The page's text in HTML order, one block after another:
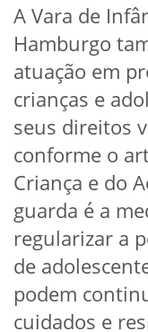
A Vara de
Hamburgo
atuação em
crianças e
seus direitos
conforme o
Criança e do
guarda é a
regularizar a
de
podem
cuidados e